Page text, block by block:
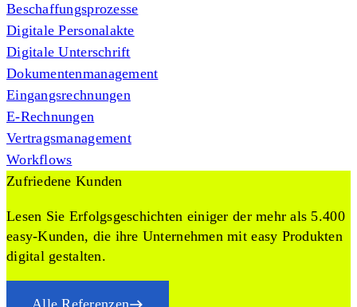
Beschaffungsprozesse
Digitale Personalakte
Digitale Unterschrift
Dokumentenmanagement
Eingangsrechnungen
E-Rechnungen
Vertragsmanagement
Workflows
Zufriedene Kunden
Lesen Sie Erfolgsgeschichten einiger der mehr als 5.400
easy-Kunden, die ihre Unternehmen mit easy Produkten
digital gestalten.
Alle Referenzen